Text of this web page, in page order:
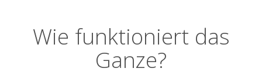
Wie funktioniert das
Ganze?